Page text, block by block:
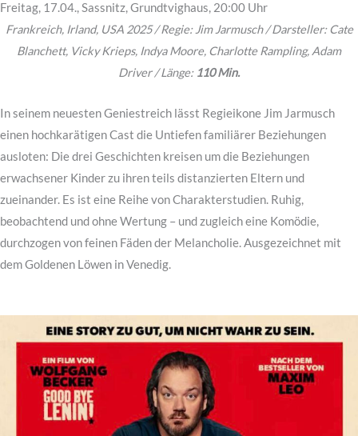
Freitag, 17.04., Sassnitz, Grundtvighaus, 20:00 Uhr
Frankreich, Irland, USA 2025 / Regie: Jim Jarmusch / Darsteller: Cate
Blanchett, Vicky Krieps, Indya Moore, Charlotte Rampling, Adam
Driver / Länge: 110 Min.
In seinem neuesten Geniestreich lässt Regieikone Jim Jarmusch
einen hochkarätigen Cast die Untiefen familiärer Beziehungen
ausloten: Die drei Geschichten kreisen um die Beziehungen
erwachsener Kinder zu ihren teils distanzierten Eltern und
zueinander. Es ist eine Reihe von Charakterstudien. Ruhig,
beobachtend und ohne Wertung – und zugleich eine Komödie,
durchzogen von feinen Fäden der Melancholie. Ausgezeichnet mit
dem Goldenen Löwen in Venedig.